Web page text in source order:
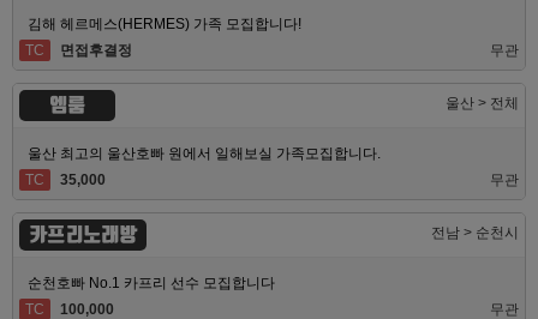
김해 헤르메스(HERMES) 가족 모집합니다!
TC
면접후결정 무관
엠룸 울산 > 전체
울산 최고의 울산호빠 원에서 일해보실 가족모집합니다.
TC
35,000 무관
카프리노래방 전남 > 순천시
순천호빠 No.1 카프리 선수 모집합니다
TC
100,000 무관